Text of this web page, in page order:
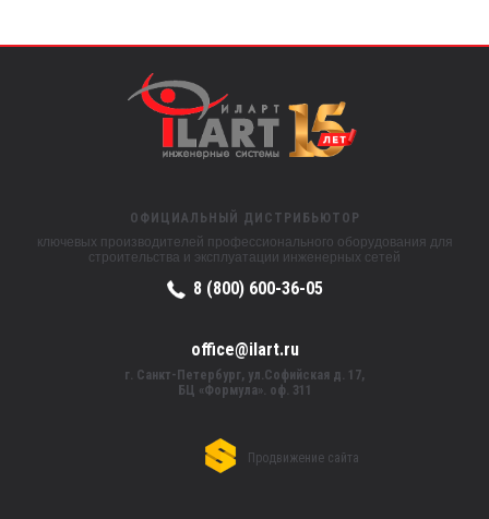
ОФИЦИАЛЬНЫЙ ДИСТРИБЬЮТОР
ключевых производителей профессионального оборудования для
строительства и эксплуатации инженерных сетей
8 (800) 600-36-05
office@ilart.ru
г. Санкт-Петербург, ул.Софийская д. 17,
БЦ «Формула». оф. 311
Продвижение сайта